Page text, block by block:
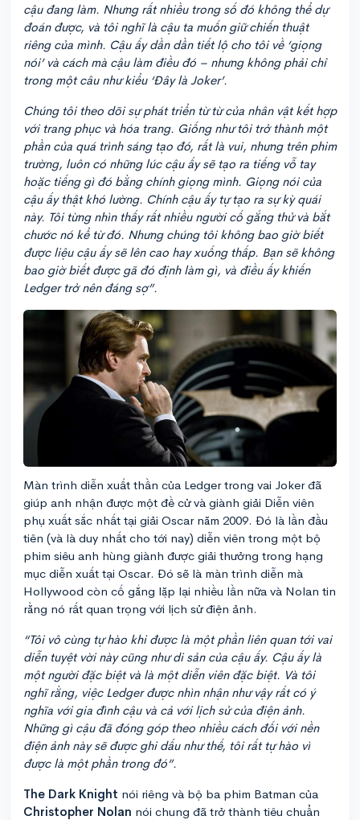
cậu đang làm. Nhưng rất nhiều trong số đó không thể dự
đoán được, và tôi nghĩ là cậu ta muốn giữ chiến thuật
riêng của mình. Cậu ấy dần dần tiết lộ cho tôi về ‘giọng
nói’ và cách mà cậu làm điều đó – nhưng không phải chỉ
trong một câu như kiểu ‘Đây là Joker’.
Chúng tôi theo dõi sự phát triển từ từ của nhân vật kết hợp
với trang phục và hóa trang. Giống như tôi trở thành một
phần của quá trình sáng tạo đó, rất là vui, nhưng trên phim
trường, luôn có những lúc cậu ấy sẽ tạo ra tiếng vỗ tay
hoặc tiếng gì đó bằng chính giọng mình. Giọng nói của
cậu ấy thật khó lường. Chính cậu ấy tự tạo ra sự kỳ quái
này. Tôi từng nhìn thấy rất nhiều người cố gắng thử và bắt
chước nó kể từ đó. Nhưng chúng tôi không bao giờ biết
được liệu cậu ấy sẽ lên cao hay xuống thấp. Bạn sẽ không
bao giờ biết được gã đó định làm gì, và điều ấy khiến
Ledger trở nên đáng sợ”.
Màn trình diễn xuất thần của Ledger trong vai Joker đã
giúp anh nhận được một đề cử và giành giải Diễn viên
phụ xuất sắc nhất tại giải Oscar năm 2009. Đó là lần đầu
tiên (và là duy nhất cho tới nay) diễn viên trong một bộ
phim siêu anh hùng giành được giải thưởng trong hạng
mục diễn xuất tại Oscar. Đó sẽ là màn trình diễn mà
Hollywood còn cố gắng lặp lại nhiều lần nữa và Nolan tin
rằng nó rất quan trọng với lịch sử điện ảnh.
“Tôi vô cùng tự hào khi được là một phần liên quan tới vai
diễn tuyệt vời này cũng như di sản của cậu ấy. Cậu ấy là
một người đặc biệt và là một diễn viên đặc biệt. Và tôi
nghĩ rằng, việc Ledger được nhìn nhận như vậy rất có ý
nghĩa với gia đình cậu và cả với lịch sử của điện ảnh.
Những gì cậu đã đóng góp theo nhiều cách đối với nền
điện ảnh này sẽ được ghi dấu như thế, tôi rất tự hào vì
được là một phần trong đó”.
The Dark Knight nói riêng và bộ ba phim Batman của
Christopher Nolan nói chung đã trở thành tiêu chuẩn